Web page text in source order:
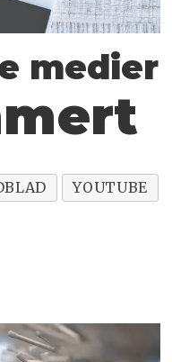
medier
YOUTUBE